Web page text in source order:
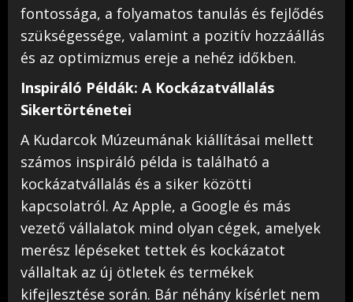
fontossága, a folyamatos tanulás és fejlődés
szükségessége, valamint a pozitív hozzáállás
és az optimizmus ereje a nehéz időkben.
Inspiráló Példák: A Kockázatvállalás
Sikertörténetei
A Kudarcok Múzeumának kiállításai mellett
számos inspiráló példa is található a
kockázatvállalás és a siker közötti
kapcsolatról. Az Apple, a Google és más
vezető vállalatok mind olyan cégek, amelyek
merész lépéseket tettek és kockázatot
vállaltak az új ötletek és termékek
kifejlesztése során. Bár néhány kísérlet nem